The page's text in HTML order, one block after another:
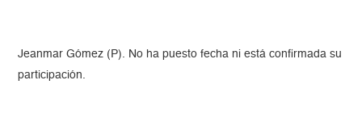
Jeanmar Gómez (P). No ha puesto fecha ni está confirmada su
participación.